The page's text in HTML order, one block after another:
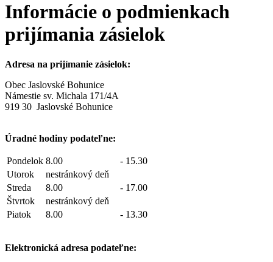
Informácie o podmienkach
prijímania zásielok
Adresa na prijímanie zásielok:
Obec Jaslovské Bohunice
Námestie sv. Michala 171/4A
919 30 Jaslovské Bohunice
Úradné hodiny podateľne:
Pondelok 8.00 - 15.30
Utorok
nestránkový deň
Streda
8.00 - 17.00
Štvrtok
nestránkový deň
Piatok
8.00 - 13.30
Elektronická adresa podateľne: